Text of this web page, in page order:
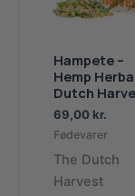
Hampete –
Hemp
Dutch
69,00 kr.
Fødevarer
The Dutch
Harvest